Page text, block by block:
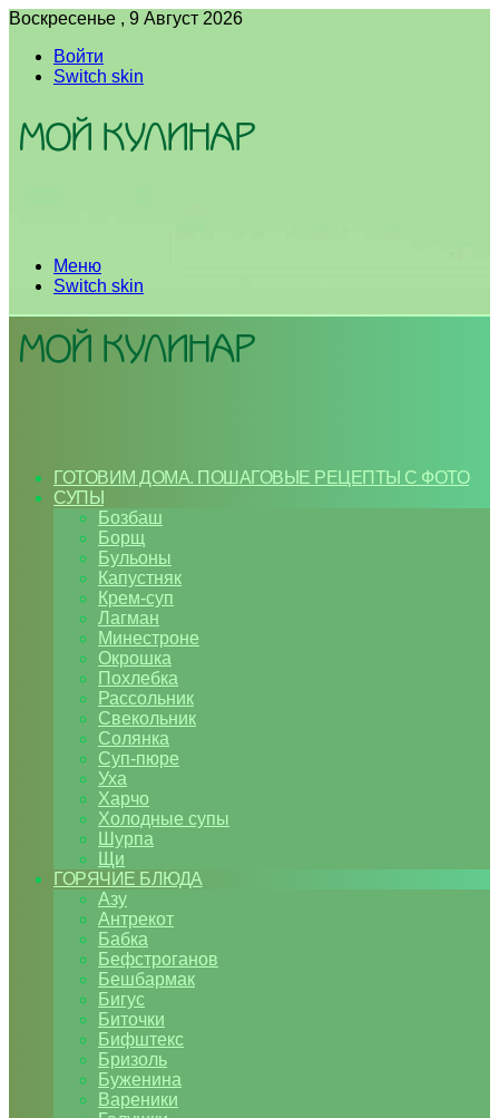
Воскресенье , 9 Август 2026
Войти
Switch skin
Меню
Switch skin
ГОТОВИМ ДОМА. ПОШАГОВЫЕ РЕЦЕПТЫ С ФОТО
СУПЫ
Бозбаш
Борщ
Бульоны
Капустняк
Крем-суп
Лагман
Минестроне
Окрошка
Похлебка
Рассольник
Свекольник
Солянка
Суп-пюре
Уха
Харчо
Холодные супы
Шурпа
Щи
ГОРЯЧИЕ БЛЮДА
Азу
Антрекот
Бабка
Бефстроганов
Бешбармак
Бигус
Биточки
Бифштекс
Бризоль
Буженина
Вареники